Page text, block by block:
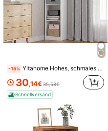
-15% Yitahome Hohes, schmales Eckregal mit 5 Fächern und 2 Stoffschubladen, freistehendes Regal für Wohnzimmer, Schlafzimmer oder Büro, weiß, 30 cm (B) x 24 cm (T) x 180 cm (H)
30,14€35,58€
Schnellversand